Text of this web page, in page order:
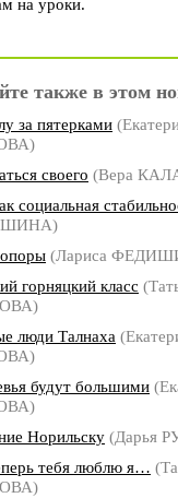
на уроки.
также в этом
за пятерками
своего (Вера
социальная
(Лариса
горняцкий класс
люди Талнаха
будут большими
Норильску (Дарья
тебя люблю я…